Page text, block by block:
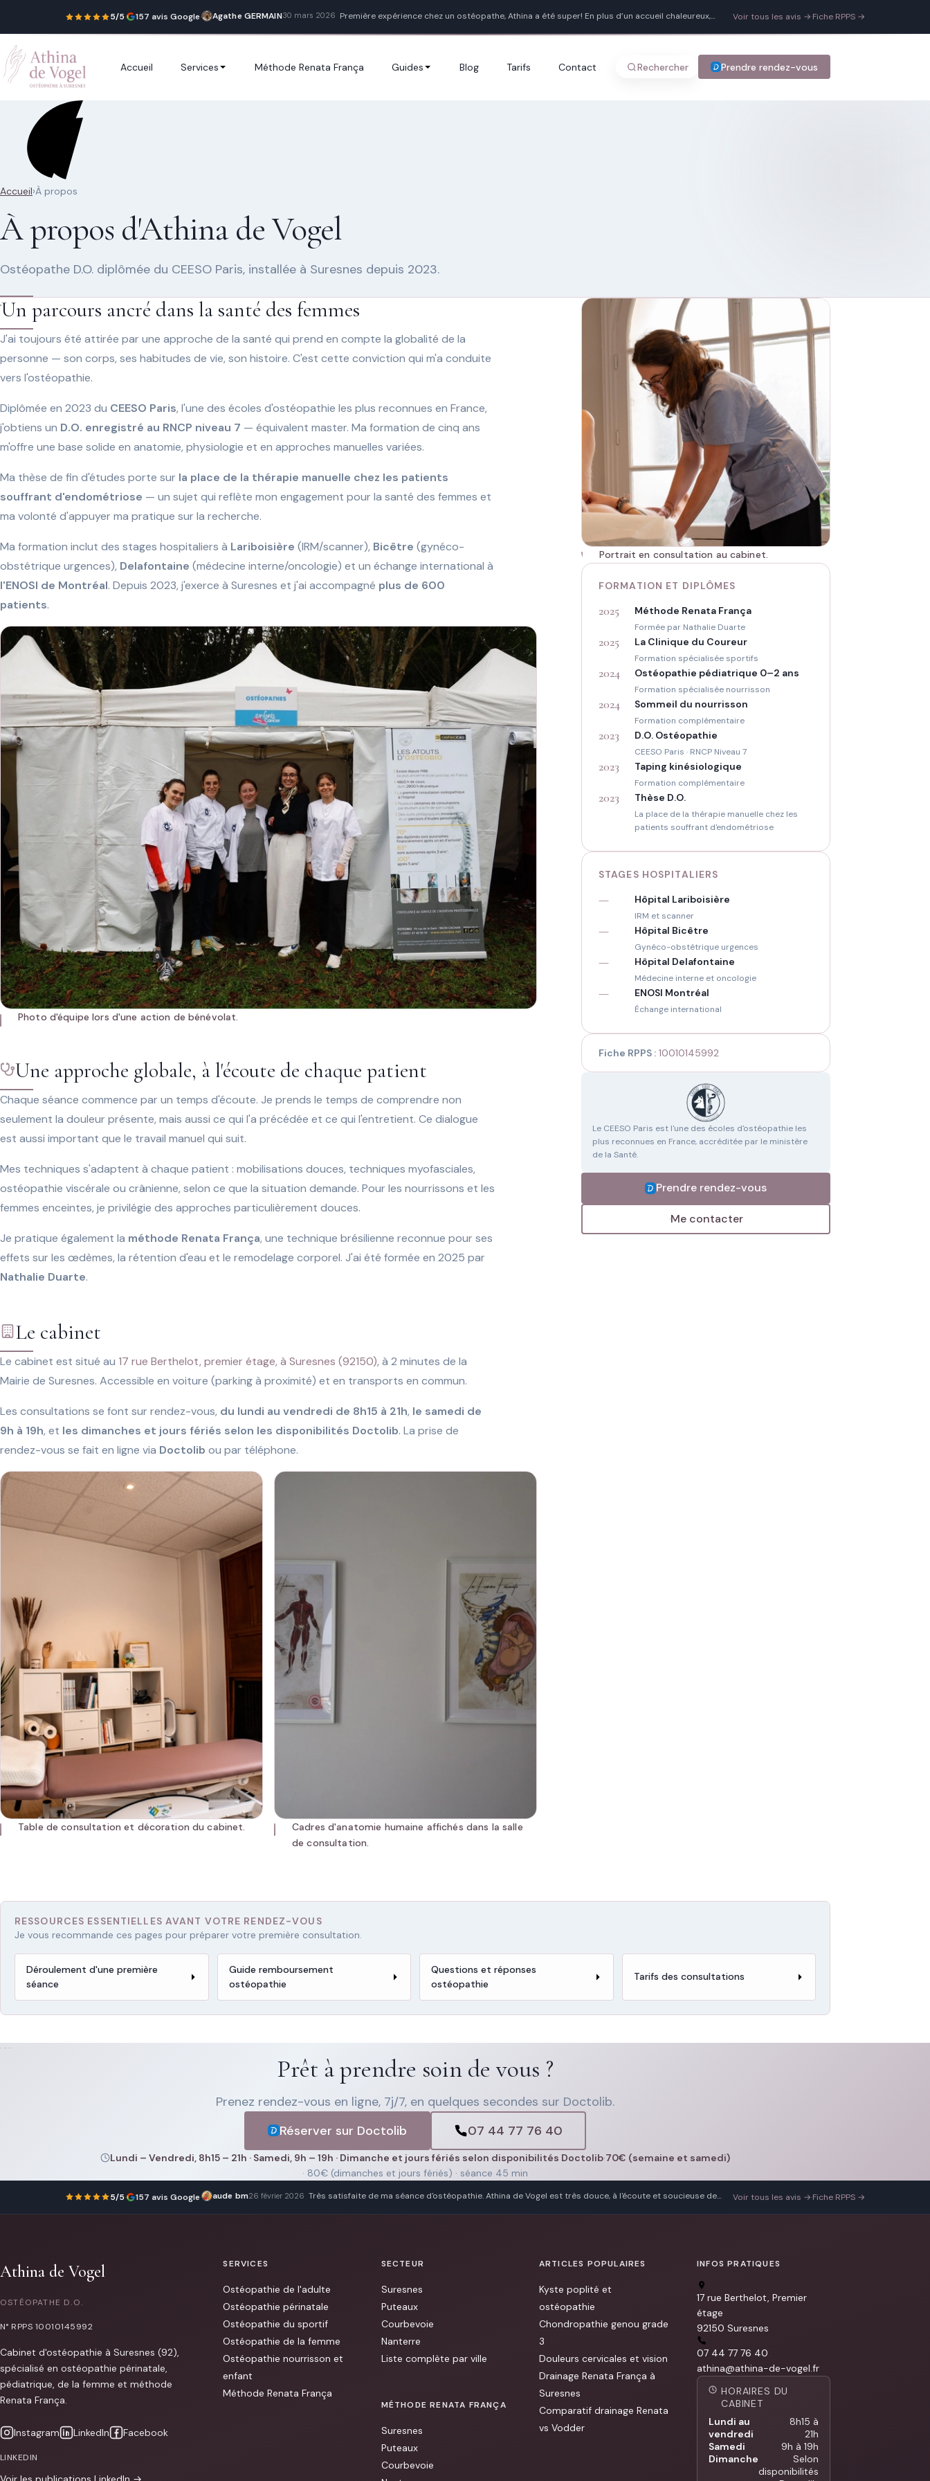
5/5· 157 avis Google· Agathe GERMAIN30 mars 2026 Première expérience chez un ostéopathe, Athina a été super! En plus d’un accueil chaleureux,
[...]
Voir tous les avis →·Fiche RPPS →
Accueil Services Méthode Renata França Guides Blog Tarifs Contact Rechercher Prendre rendez-vous
Recherche rapide
page
Tapez au moins 2 lettres.
Accueil›À propos
À propos d'Athina de Vogel
Ostéopathe D.O. diplômée du CEESO Paris, installée à Suresnes depuis 2023.
Un parcours ancré dans la santé des femmes
J'ai toujours été attirée par une approche de la santé qui prend en compte la globalité de la
personne — son corps, ses habitudes de vie, son histoire. C'est cette conviction qui m'a conduite
vers l'ostéopathie.
Diplômée en 2023 du CEESO Paris, l'une des écoles d'ostéopathie les plus reconnues en France,
j'obtiens un D.O. enregistré au RNCP niveau 7 — équivalent master. Ma formation de cinq ans
m'offre une base solide en anatomie, physiologie et en approches manuelles variées.
Ma thèse de fin d'études porte sur la place de la thérapie manuelle chez les patients
souffrant d'endométriose — un sujet qui reflète mon engagement pour la santé des femmes et
ma volonté d'appuyer ma pratique sur la recherche.
Ma formation inclut des stages hospitaliers à Lariboisière (IRM/scanner), Bicêtre (gynéco-
obstétrique urgences), Delafontaine (médecine interne/oncologie) et un échange international à
l'ENOSI de Montréal. Depuis 2023, j'exerce à Suresnes et j'ai accompagné plus de 600
patients.
Photo d'équipe lors d'une action de bénévolat.
Une approche globale, à l'écoute de chaque patient
Chaque séance commence par un temps d'écoute. Je prends le temps de comprendre non
seulement la douleur présente, mais aussi ce qui l'a précédée et ce qui l'entretient. Ce dialogue
est aussi important que le travail manuel qui suit.
Mes techniques s'adaptent à chaque patient : mobilisations douces, techniques myofasciales,
ostéopathie viscérale ou crânienne, selon ce que la situation demande. Pour les nourrissons et les
femmes enceintes, je privilégie des approches particulièrement douces.
Je pratique également la méthode Renata França, une technique brésilienne reconnue pour ses
effets sur les œdèmes, la rétention d'eau et le remodelage corporel. J'ai été formée en 2025 par
Nathalie Duarte.
Le cabinet
Le cabinet est situé au 17 rue Berthelot, premier étage, à Suresnes (92150), à 2 minutes de la
Mairie de Suresnes. Accessible en voiture (parking à proximité) et en transports en commun.
Les consultations se font sur rendez-vous, du lundi au vendredi de 8h15 à 21h, le samedi de
9h à 19h, et les dimanches et jours fériés selon les disponibilités Doctolib. La prise de
rendez-vous se fait en ligne via Doctolib ou par téléphone.
Table de consultation et décoration du cabinet.
Cadres d'anatomie humaine affichés dans la salle
de consultation.
Portrait en consultation au cabinet.
FORMATION ET DIPLÔMES
2025 Méthode Renata França
Formée par Nathalie Duarte
2025 La Clinique du Coureur
Formation spécialisée sportifs
2024 Ostéopathie pédiatrique 0–2 ans
Formation spécialisée nourrisson
2024 Sommeil du nourrisson
Formation complémentaire
2023 D.O. Ostéopathie
CEESO Paris · RNCP Niveau 7
2023 Taping kinésiologique
Formation complémentaire
2023 Thèse D.O.
La place de la thérapie manuelle chez les
patients souffrant d'endométriose
STAGES HOSPITALIERS
— Hôpital Lariboisière
IRM et scanner
— Hôpital Bicêtre
Gynéco-obstétrique urgences
— Hôpital Delafontaine
Médecine interne et oncologie
— ENOSI Montréal
Échange international
Fiche RPPS : 10010145992
Le CEESO Paris est l'une des écoles d'ostéopathie les
plus reconnues en France, accréditée par le ministère
de la Santé.
Prendre rendez-vous
Me contacter
RESSOURCES ESSENTIELLES AVANT VOTRE RENDEZ-VOUS
Je vous recommande ces pages pour préparer votre première consultation.
Déroulement d'une première
séance
Guide remboursement
ostéopathie
Questions et réponses
ostéopathie
Tarifs des consultations
Prêt à prendre soin de vous ?
Prenez rendez-vous en ligne, 7j/7, en quelques secondes sur Doctolib.
Réserver sur Doctolib
07 44 77 76 40
Lundi – Vendredi, 8h15 – 21h · Samedi, 9h – 19h · Dimanche et jours fériés selon disponibilités Doctolib·70€ (semaine et samedi)
· 80€ (dimanches et jours fériés) · séance 45 min
5/5· 157 avis Google· aude bm26 février 2026 Très satisfaite de ma séance d'ostéopathie. Athina de Vogel est très douce, à l'écoute et soucieuse de
Voir tous les avis →·Fiche RPPS →
Athina de Vogel
OSTÉOPATHE D.O.
N° RPPS 10010145992
Cabinet d'ostéopathie à Suresnes (92),
spécialisé en ostéopathie périnatale,
pédiatrique, de la femme et méthode
Renata França.
Instagram LinkedIn Facebook
LINKEDIN
SERVICES
Ostéopathie de l'adulte
Ostéopathie périnatale
Ostéopathie du sportif
Ostéopathie de la femme
Ostéopathie nourrisson et
enfant
Méthode Renata França
SECTEUR
Suresnes
Puteaux
Courbevoie
Nanterre
Liste complète par ville
MÉTHODE RENATA FRANÇA
Suresnes
Puteaux
Courbevoie
ARTICLES POPULAIRES
Kyste poplité et
ostéopathie
Chondropathie genou grade
3
Douleurs cervicales et vision
Drainage Renata França à
Suresnes
Comparatif drainage Renata
vs Vodder
INFOS PRATIQUES
17 rue Berthelot, Premier
étage
92150 Suresnes(Google Maps, nouvelle fenêtre)
07 44 77 76 40
athina@athina-de-vogel.fr
HORAIRES DU
CABINET
Lundi au
vendredi
8h15 à
21h
Samedi
9h à 19h
Dimanche
Selon
disponibilités